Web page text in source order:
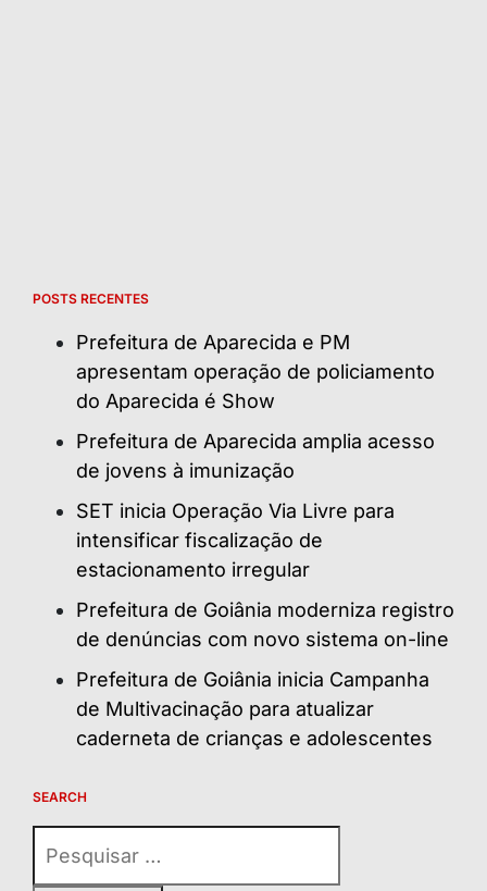
POSTS RECENTES
Prefeitura de Aparecida e PM
apresentam operação de policiamento
do Aparecida é Show
Prefeitura de Aparecida amplia acesso
de jovens à imunização
SET inicia Operação Via Livre para
intensificar fiscalização de
estacionamento irregular
Prefeitura de Goiânia moderniza registro
de denúncias com novo sistema on-line
Prefeitura de Goiânia inicia Campanha
de Multivacinação para atualizar
caderneta de crianças e adolescentes
SEARCH
por: